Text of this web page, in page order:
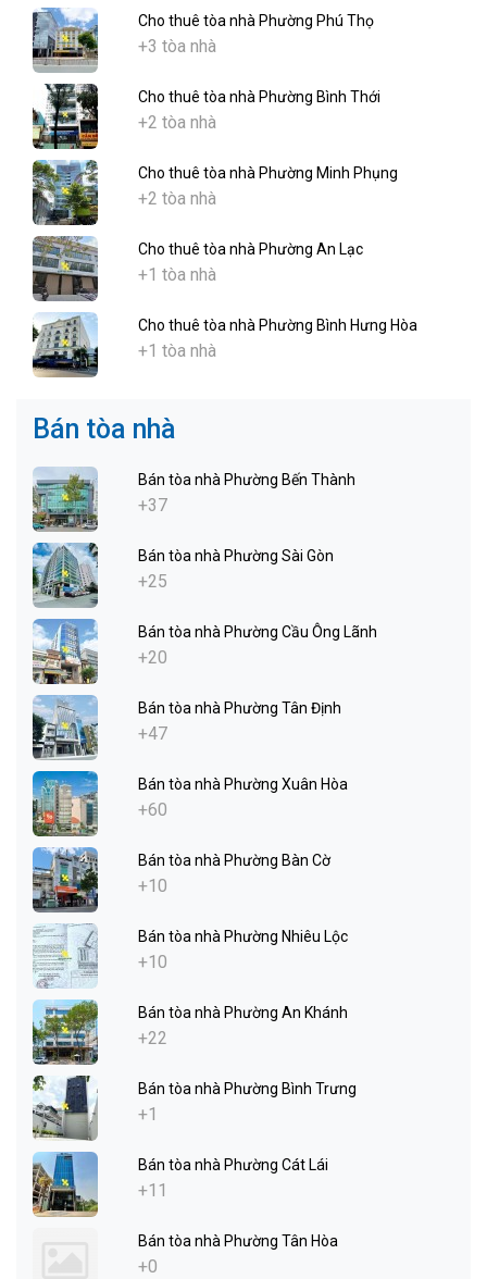
Cho thuê tòa nhà Phường Phú Thọ
+3 tòa nhà
Cho thuê tòa nhà Phường Bình Thới
+2 tòa nhà
Cho thuê tòa nhà Phường Minh Phụng
+2 tòa nhà
Cho thuê tòa nhà Phường An Lạc
+1 tòa nhà
Cho thuê tòa nhà Phường Bình Hưng Hòa
+1 tòa nhà
Bán tòa nhà
Bán tòa nhà Phường Bến Thành
+37
Bán tòa nhà Phường Sài Gòn
+25
Bán tòa nhà Phường Cầu Ông Lãnh
+20
Bán tòa nhà Phường Tân Định
+47
Bán tòa nhà Phường Xuân Hòa
+60
Bán tòa nhà Phường Bàn Cờ
+10
Bán tòa nhà Phường Nhiêu Lộc
+10
Bán tòa nhà Phường An Khánh
+22
Bán tòa nhà Phường Bình Trưng
+1
Bán tòa nhà Phường Cát Lái
+11
Bán tòa nhà Phường Tân Hòa
+0